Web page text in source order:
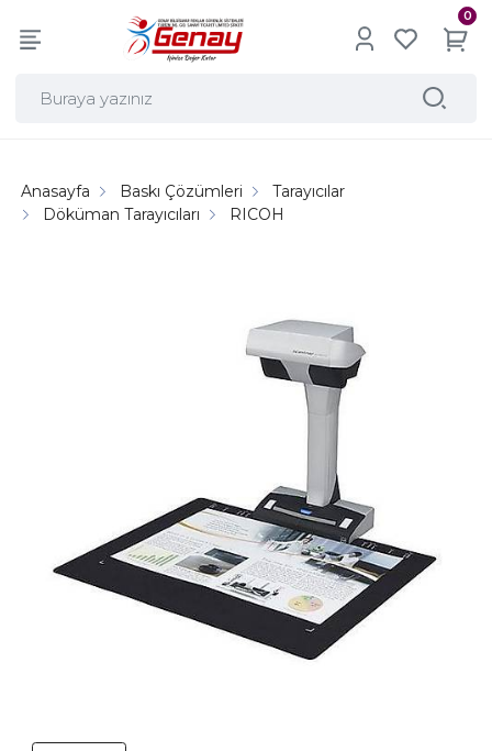
0
Anasayfa Baskı Çözümleri
Tarayıcılar
Döküman Tarayıcıları
RICOH